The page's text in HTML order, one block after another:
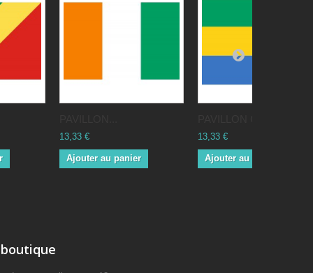
13,33 €
Ajouter au panier
13,33 €
Ajouter au panier